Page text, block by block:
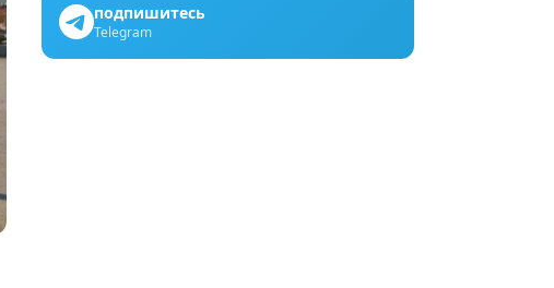
подпишитесь
Telegram